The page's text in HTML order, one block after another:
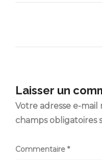
Laisser un
Votre adresse e-mail
champs obligatoires
Commentaire *